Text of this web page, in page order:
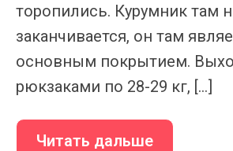
торопились. Курумник там
заканчивается, он там
основным покрытием.
рюкзаками по 28-29 кг, […]
Читать дальше